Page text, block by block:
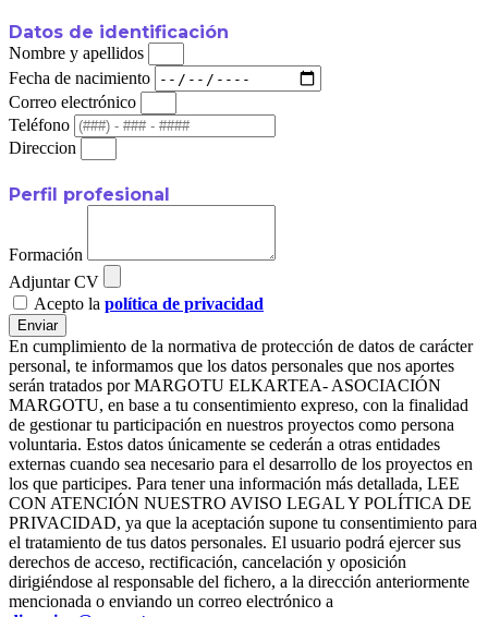
Datos de identificación
Nombre y apellidos
Fecha de nacimiento
Correo electrónico
Teléfono
Direccion
Perfil profesional
Formación
Adjuntar CV
Acepto la política de privacidad
Enviar
En cumplimiento de la normativa de protección de datos de carácter
personal, te informamos que los datos personales que nos aportes
serán tratados por MARGOTU ELKARTEA- ASOCIACIÓN
MARGOTU, en base a tu consentimiento expreso, con la finalidad
de gestionar tu participación en nuestros proyectos como persona
voluntaria. Estos datos únicamente se cederán a otras entidades
externas cuando sea necesario para el desarrollo de los proyectos en
los que participes. Para tener una información más detallada, LEE
CON ATENCIÓN NUESTRO AVISO LEGAL Y POLÍTICA DE
PRIVACIDAD, ya que la aceptación supone tu consentimiento para
el tratamiento de tus datos personales. El usuario podrá ejercer sus
derechos de acceso, rectificación, cancelación y oposición
dirigiéndose al responsable del fichero, a la dirección anteriormente
mencionada o enviando un correo electrónico a